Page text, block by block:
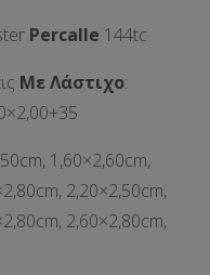
Percalle 144tc
Με Λάστιχο:
1,60×2,60cm,
2,20×2,50cm,
2,60×2,80cm,